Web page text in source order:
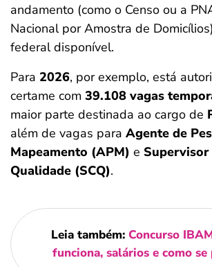
andamento (como o Censo ou a
Nacional por Amostra de
federal disponível.
Para 2026, por exemplo, está
certame com 39.108 vagas
maior parte destinada ao cargo de
além de vagas para Agente de
Mapeamento (APM) e Supervisor
Qualidade (SCQ).
Leia também: Concurso
funciona, salários e como se